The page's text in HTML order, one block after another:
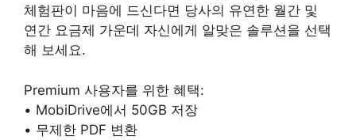
체험판이 마음에 드신다면 당사의 유연한 월간 및
연간 요금제 가운데 자신에게 알맞은 솔루션을 선택
해 보세요.
Premium 사용자를 위한 혜택:
• MobiDrive에서 50GB 저장
• 무제한 PDF 변환